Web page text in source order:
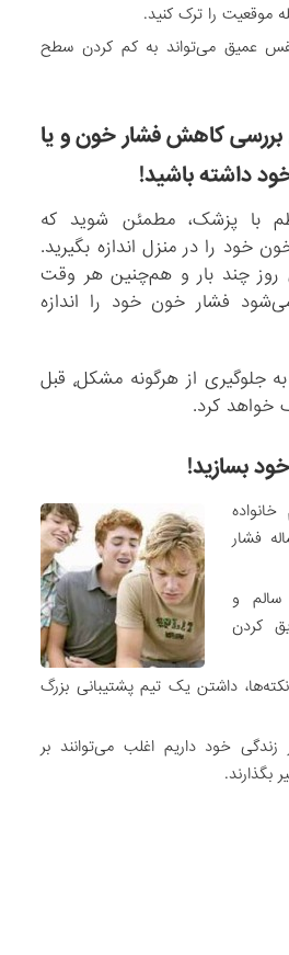
موقعیت را ترک کنید.
عمیق می‌تواند به کم کردن سطح
کاهش فشار خون و یا
داشته باشید!
با پزشک، مطمئن شوید که
خود را در منزل اندازه بگیرید.
چند بار و هم‌چنین هر وقت
فشار خون خود را اندازه
انجام دادن این کار‌ها به جلوگیری از هرگونه مشکل٬ قبل
کرد.
بسازید!
فشار
سالم و
کردن
داشتن یک تیم پشتیبانی بزرگ
خود داریم اغلب می‌توانند بر
بگذارند.